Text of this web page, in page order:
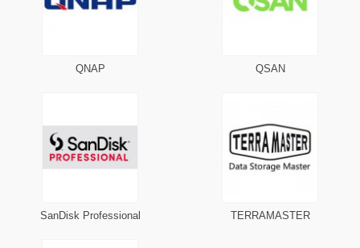
QNAP QSAN
SanDisk Professional TERRAMASTER